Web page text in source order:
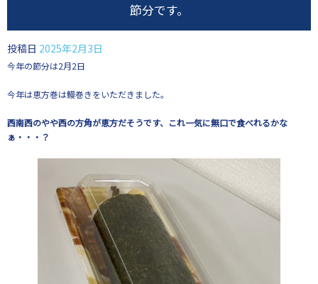
節分です。
投稿日 2025年2月3日
今年の節分は2月2日
今年は恵方巻は鰻巻きをいただきました。
西南西のやや西の方角が恵方だそうです、これ一気に無口で食べれるかな
ぁ・・・？